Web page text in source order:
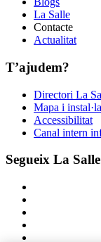
La Salle
Contacte
Actualitat
T’ajudem?
Directori La
Mapa i
Accessibilitat
Canal intern
Segueix La